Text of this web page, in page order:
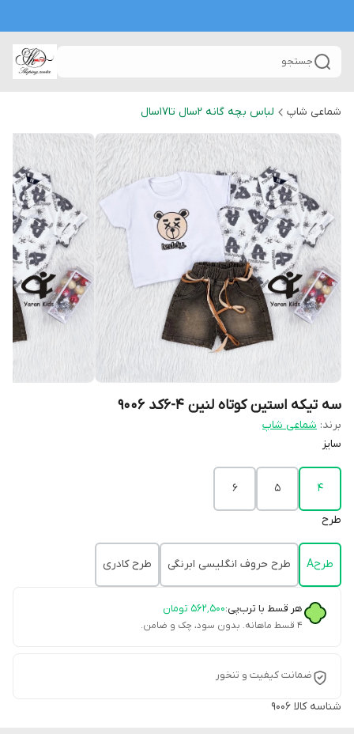
جستجو
شماعی شاپ لباس بچه گانه 2سال تا۱۷سال
سه تیکه استین کوتاه لنین 4-6کد 9006
برند: شماعی شاپ
سایز
4
5
6
طرح
طرحA طرح حروف انگلیسی ابرنگی طرح کادری
هر قسط با ترب‌پی:۵۶۲٬۵۰۰ تومان
۴ قسط ماهانه. بدون سود، چک و ضامن.
ضمانت کیفیت و تنخور
شناسه کالا 9006